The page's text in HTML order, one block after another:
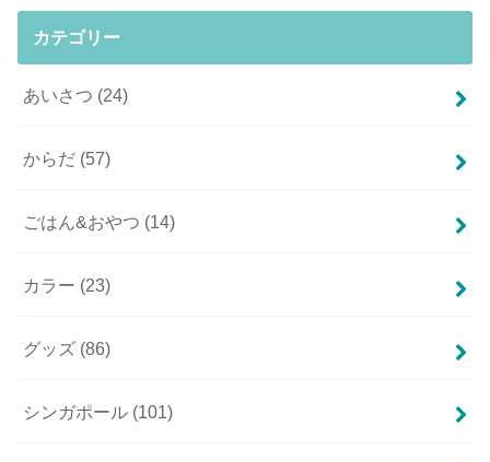
カテゴリー
あいさつ (24)
からだ (57)
ごはん&おやつ (14)
カラー (23)
グッズ (86)
シンガポール (101)